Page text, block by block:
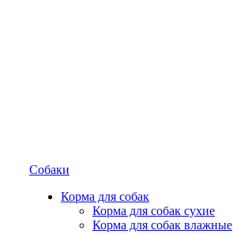
Собаки
Корма для собак
Корма для собак сухие
Корма для собак влажные